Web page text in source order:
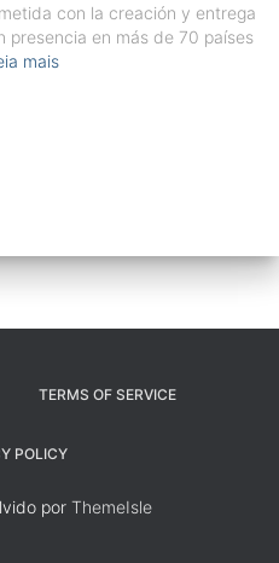
con la creación y entrega
presencia en más de 70 países
mais
TERMS OF SERVICE
POLICY
por ThemeIsle